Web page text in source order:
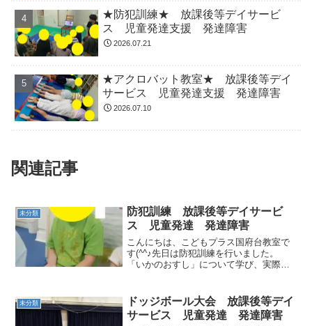
★防犯訓練★ 放課後等デイサービ
ス 児童発達支援 発達障害
2026.07.21
★アクロバット教室★ 放課後等デイ
サービス 児童発達支援 発達障害
2026.07.10
関連記事
未分類
防犯訓練 放課後等デイサービ
ス 児童発達 発達障害
こんにちは、こどもプラス国府台教室で
す(^^♪先日は防犯訓練を行いました。
「いかのおすし」について学び、実際に
できていました。いつどんなことが起こ
っても今日のことは忘れ...
未分類
ドッジボール大会 放課後等デイ
サービス 児童発達 発達障害